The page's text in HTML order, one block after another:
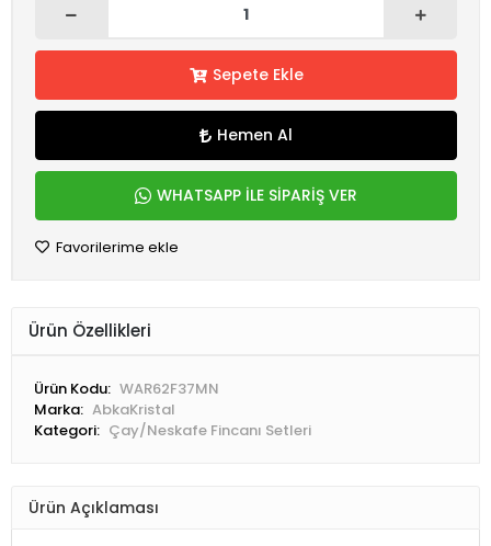
Fincan Seti 6 Kişilik 12 Parça 97302
1.500,00 TL
KARGO BEDAVA
Sepete Ekle
Favorilerime ekle